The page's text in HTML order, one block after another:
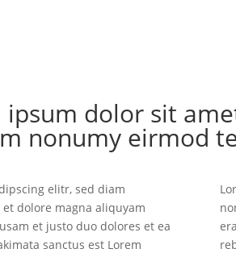
dolor sit
nonumy eirmod
elitr, sed diam
dolore magna aliquyam
et justo duo dolores et ea
sanctus est Lorem